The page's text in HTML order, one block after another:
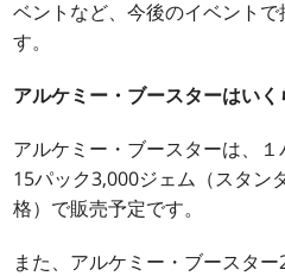
ベントなど、今後のイベント
す。
アルケミー・ブースターはいく
アルケミー・ブースターは、
15パック3,000ジェム（スタン
格）で販売予定です。
また、アルケミー・ブースタ